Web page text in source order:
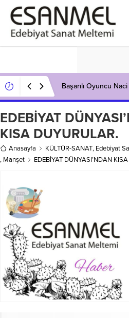
Başarılı Oyuncu
EDEBİYAT
KISA DUYURULAR.
Anasayfa KÜLTÜR-SANAT, Edebiyat
, Manşet EDEBİYAT DÜNYASI’NDAN